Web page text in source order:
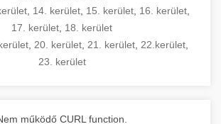
14. kerület 15. kerület 16. kerület
17. kerület 18. kerület
20. kerület 21. kerület 22.kerület
23. kerület
működő CURL function.